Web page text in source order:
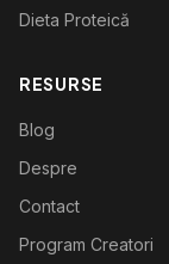
Dieta Proteică
RESURSE
Blog
Despre
Contact
Program Creatori